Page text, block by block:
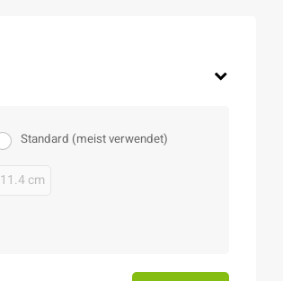
Standard (meist verwendet)
11.4 cm